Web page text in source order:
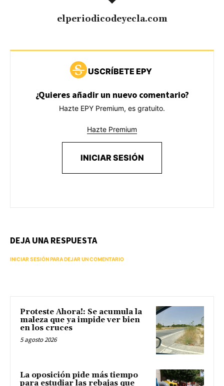
elperiodicodeyecla.com
USCRÍBETE EPY
¿Quieres añadir un nuevo comentario?
Hazte EPY Premium, es gratuito.
Hazte Premium
INICIAR SESIÓN
DEJA UNA RESPUESTA
INICIAR SESIÓN PARA DEJAR UN COMENTARIO
Proteste Ahora!: Se acumula la
maleza que ya impide ver bien
en los cruces
5 agosto 2026
La oposición pide más tiempo
para estudiar las rebajas que